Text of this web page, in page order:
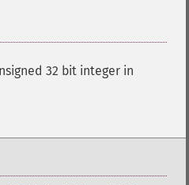
32 bit integer in